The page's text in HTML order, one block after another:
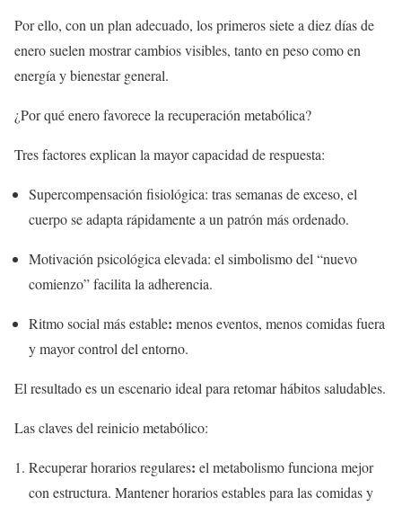
Por ello, con un plan adecuado, los primeros siete a diez días de
enero suelen mostrar cambios visibles, tanto en peso como en
energía y bienestar general.
¿Por qué enero favorece la recuperación metabólica?
Tres factores explican la mayor capacidad de respuesta:
Supercompensación fisiológica: tras semanas de exceso, el
cuerpo se adapta rápidamente a un patrón más ordenado.
Motivación psicológica elevada: el simbolismo del “nuevo
comienzo” facilita la adherencia.
Ritmo social más estable: menos eventos, menos comidas fuera
y mayor control del entorno.
El resultado es un escenario ideal para retomar hábitos saludables.
Las claves del reinicio metabólico:
Recuperar horarios regulares: el metabolismo funciona mejor
con estructura. Mantener horarios estables para las comidas y